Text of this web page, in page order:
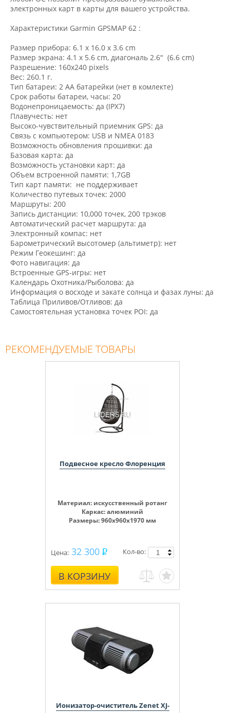
электронных карт в карты для вашего устройства.
Характеристики Garmin GPSMAP 62 :
Размер прибора: 6.1 x 16.0 x 3.6 cm
Размер экрана: 4.1 x 5.6 cm, диагональ 2.6" (6.6 cm)
Разрешение: 160х240 pixels
Вес: 260.1 г.
Тип батареи: 2 AA батарейки (нет в комлекте)
Срок работы батареи, часы: 20
Водонепроницаемость: да (IPX7)
Плавучесть: нет
Высоко-чувствительный приемник GPS: да
Связь с компьютером: USB и NMEA 0183
Возможность обновления прошивки: да
Базовая карта: да
Возможность установки карт: да
Объем встроенной памяти: 1,7GB
Тип карт памяти: не поддерживает
Количество путевых точек: 2000
Маршруты: 200
Запись дистанции: 10,000 точек, 200 трэков
Автоматический расчет маршрута: да
Электронный компас: нет
Барометрический высотомер (альтиметр): нет
Режим Геокешинг: да
Фото навигация: да
Встроенные GPS-игры: нет
Календарь Охотника/Рыболова: да
Информация о восходе и закате солнца и фазах луны: да
Таблица Приливов/Отливов: да
Самостоятельная установка точек POI: да
РЕКОМЕНДУЕМЫЕ ТОВАРЫ
Подвесное кресло Флоренция
Материал: искусственный ротанг
Каркас: алюминий
Размеры: 960х960х1970 мм
Цена: 32 300
В КОРЗИНУ
Кол-во:
Ионизатор-очиститель Zenet XJ-